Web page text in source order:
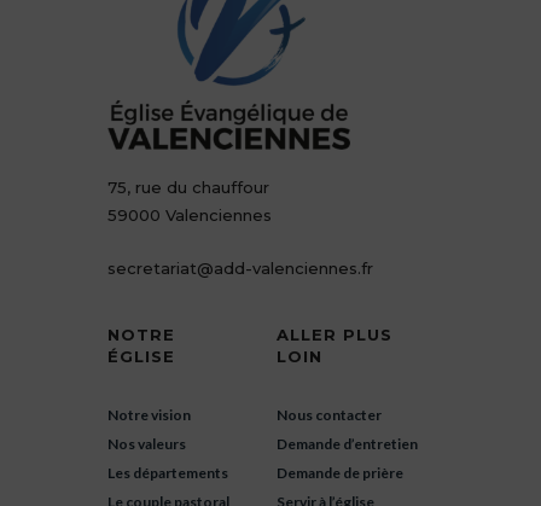
75, rue du chauffour
59000 Valenciennes
secretariat@add-valenciennes.fr
NOTRE
ÉGLISE
Notre vision
Nos valeurs
Les départements
Le couple pastoral
ALLER PLUS
LOIN
Nous contacter
Demande d’entretien
Demande de prière
Servir à l’église